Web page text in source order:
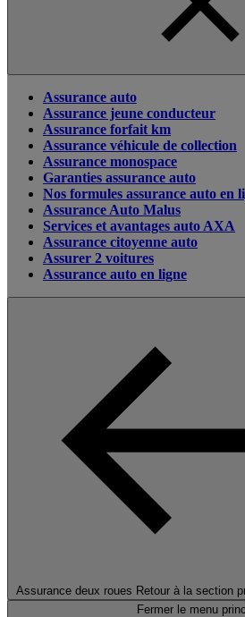
Assurance auto
Assurance jeune conducteur
Assurance forfait km
Assurance véhicule de collection
Assurance monospace
Garanties assurance auto
Nos formules assurance auto en
Assurance Auto Malus
Services et avantages auto AXA
Assurance citoyenne auto
Assurer 2 voitures
Assurance auto en ligne
Assurance deux roues Retour à la section
Fermer le menu